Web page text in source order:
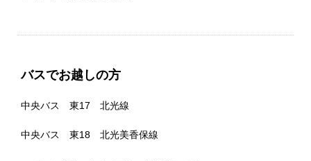
バスでお越しの方
中央バス 東17 北光線
中央バス 東18 北光美香保線